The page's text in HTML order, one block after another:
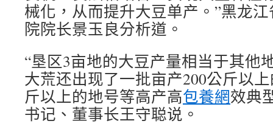
械化，从而提升大豆单产。”黑龙
院院长景玉良分析道。
“垦区3亩地的大豆产量相当于其他
大荒还出现了一批亩产200公斤以
斤以上的地号等高产高包養網效典
书记、董事长王守聪说。